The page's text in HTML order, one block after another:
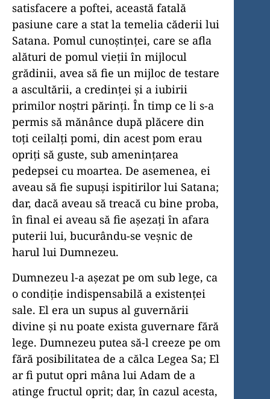
satisfacere a poftei, această fatală
pasiune care a stat la temelia căderii lui
Satana. Pomul cunoștinței, care se afla
alături de pomul vieții în mijlocul
grădinii, avea să fie un mijloc de testare
a ascultării, a credinței și a iubirii
primilor noștri părinți. În timp ce li s-a
permis să mănânce după plăcere din
toți ceilalți pomi, din acest pom erau
opriți să guste, sub amenințarea
pedepsei cu moartea. De asemenea, ei
aveau să fie supuși ispitirilor lui Satana;
dar, dacă aveau să treacă cu bine proba,
în final ei aveau să fie așezați în afara
puterii lui, bucurându-se veșnic de
harul lui Dumnezeu.
Dumnezeu l-a așezat pe om sub lege, ca
o condiție indispensabilă a existenței
sale. El era un supus al guvernării
divine și nu poate exista guvernare fără
lege. Dumnezeu putea să-l creeze pe om
fără posibilitatea de a călca Legea Sa; El
ar fi putut opri mâna lui Adam de a
atinge fructul oprit; dar, în cazul acesta,